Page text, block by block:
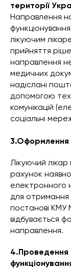
території
Направлення
лікуючим
прийняття
направлення
медичних
надіслані
допомогою
комунікацій
соціальні
3.Оформлення
Лікуючий
рахунок
електронного
для отримання
постанові КМУ
відбувається
направлення.
4.Проведення